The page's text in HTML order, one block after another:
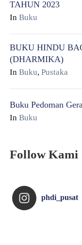
TAHUN 2023
In Buku
BUKU HINDU
(DHARMIKA)
In Buku, Pustaka
Buku Pedoman
In Buku
Follow Kami
phdi_pusat